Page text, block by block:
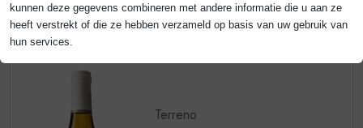
Terreno
kunnen deze gegevens combineren met andere informatie die u aan ze
heeft verstrekt of die ze hebben verzameld op basis van uw gebruik van
hun services.